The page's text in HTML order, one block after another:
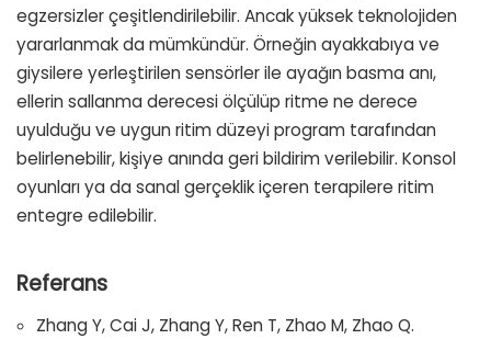
egzersizler çeşitlendirilebilir. Ancak yüksek teknolojiden
yararlanmak da mümkündür. Örneğin ayakkabıya ve
giysilere yerleştirilen sensörler ile ayağın basma anı,
ellerin sallanma derecesi ölçülüp ritme ne derece
uyulduğu ve uygun ritim düzeyi program tarafından
belirlenebilir, kişiye anında geri bildirim verilebilir. Konsol
oyunları ya da sanal gerçeklik içeren terapilere ritim
entegre edilebilir.
Referans
Zhang Y, Cai J, Zhang Y, Ren T, Zhao M, Zhao Q.